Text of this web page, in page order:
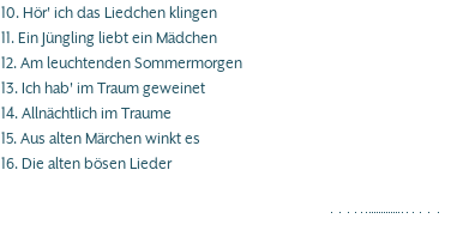
10. Hör' ich das Liedchen klingen
11. Ein Jüngling liebt ein Mädchen
12. Am leuchtenden Sommermorgen
13. Ich hab' im Traum geweinet
14. Allnächtlich im Traume
15. Aus alten Märchen winkt es
16. Die alten bösen Lieder